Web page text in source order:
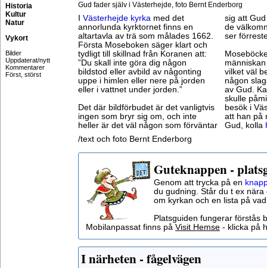
Historia
Kultur
Natur
Vykort
Bilder
Uppdaterat/nytt
Kommentarer
Först, störst
Gud fader själv i Västerhejde, foto Bernt Enderborg
Västerhejde kyrka med det
annorlunda kyrktornet finns en
altartavla av trä som målades 1662.
Första Moseboken säger klart och
tydligt till skillnad från Koranen att:
”Du skall inte göra dig någon
bildstod eller avbild av någonting
uppe i himlen eller nere på jorden
eller i vattnet under jorden.”
Det där bildförbudet är det vanligtvis
ingen som bryr sig om, och inte
heller är det väl någon som förväntar
sig att
de
ser
vilket väl
någon
av Gud.
skulle
besök i
att han på
Gud, kolla
/text och foto Bernt Enderborg
Guteknappen -
Genom att trycka på en
du gudning. Står du t ex
om kyrkan och en lista på
Platsguiden fungerar förstås
Mobilanpassat finns på Visit Hemse - klicka på
I närheten - fågelvägen